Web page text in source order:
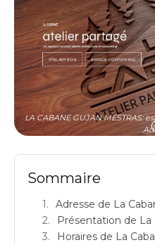
LA CABANE GUJAN MESTRAS:
Sommaire
Adresse de La
Présentation de La
Horaires de La